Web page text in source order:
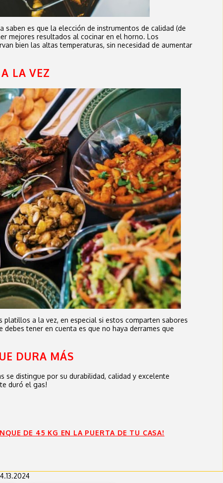
es que la elección de instrumentos de calidad (de
mejores resultados al cocinar en el horno. Los
bien las altas temperaturas, sin necesidad de aumentar
LA VEZ
a la vez, en especial si estos comparten sabores
tener en cuenta es que no haya derrames que
DURA MÁS
se distingue por su durabilidad, calidad y excelente
te duró el gas!
DE 45 KG EN LA PUERTA DE TU CASA!